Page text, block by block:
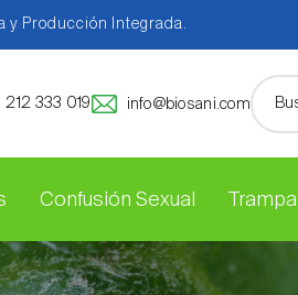
y Producción Integrada.
212 333 019 info@biosani.com
Confusión Sexual